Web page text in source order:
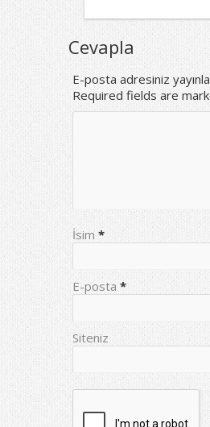
Cevapla
E-posta adresiniz
Required fields are
İsim *
E-posta *
Siteniz